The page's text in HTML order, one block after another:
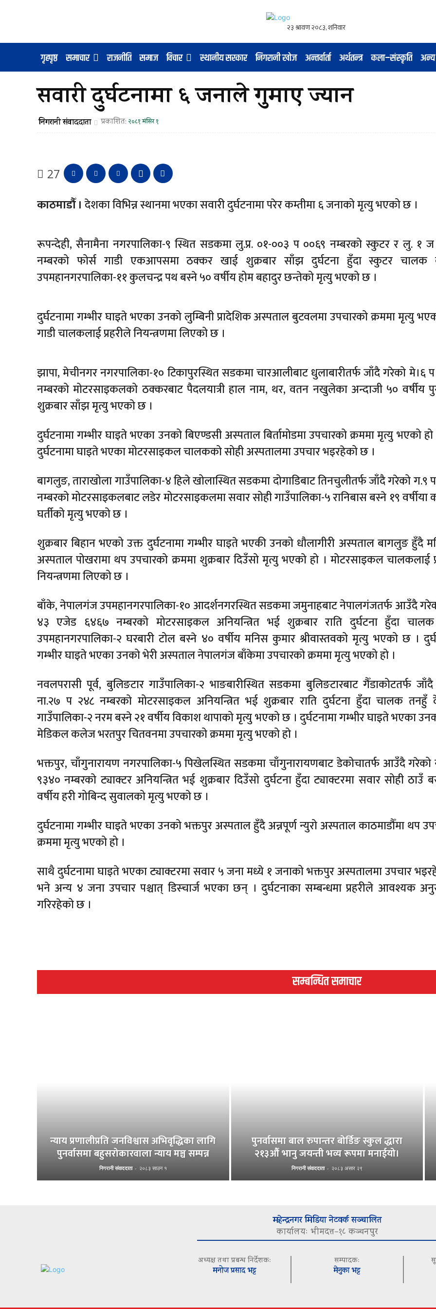
गृहपृष्ठ समाचार राजनीति समाज विचार स्थानीय सरकार निगरानी खोज अन्तर्वार्ता अर्थतन्त्र कला–संस्कृति अन्य
सवारी दुर्घटनामा ६ जनाले गुमाए ज्यान
निगरानी संवाददाता प्रकाशित: २०८१ मंसिर १
27
काठमाडौँ । देशका विभिन्न स्थानमा भएका सवारी दुर्घटनामा परेर कम्तीमा ६ जनाको मृत्यु भएको छ ।
रूपन्देही, सैनामैना नगरपालिका-९ स्थित सडकमा लु.प्र. ०१-००३ प ००६९ नम्बरको स्कुटर र लु. १
नम्बरको फोर्स गाडी एकआपसमा ठक्कर खाई शुक्रबार साँझ दुर्घटना हुँदा स्कुटर चालक
उपमहानगरपालिका-११ कुलचन्द्र पथ बस्ने ५० वर्षीय होम बहादुर छन्तेको मृत्यु भएको छ ।
दुर्घटनामा गम्भीर घाइते भएका उनको लुम्बिनी प्रादेशिक अस्पताल बुटवलमा उपचारको क्रममा मृत्यु
गाडी चालकलाई प्रहरीले नियन्त्रणमा लिएको छ ।
झापा, मेचीनगर नगरपालिका-१० टिकापुरस्थित सडकमा चारआलीबाट धुलाबारीतर्फ जाँदै गरेको मे।६
नम्बरको मोटरसाइकलको ठक्करबाट पैदलयात्री हाल नाम, थर, वतन नखुलेका अन्दाजी ५० वर्षीय
शुक्रबार साँझ मृत्यु भएको छ ।
दुर्घटनामा गम्भीर घाइते भएका उनको बिएण्डसी अस्पताल बिर्तामोडमा उपचारको क्रममा मृत्यु भएको
दुर्घटनामा घाइते भएका मोटरसाइकल चालकको सोही अस्पतालमा उपचार भइरहेको छ ।
बागलुङ, ताराखोला गाउँपालिका-४ हिले खोलास्थित सडकमा दोगाडिबाट तिनचुलीतर्फ जाँदै गरेको ग.९
नम्बरको मोटरसाइकलबाट लडेर मोटरसाइकलमा सवार सोही गाउँपालिका-५ रानिबास बस्ने १९ वर्षीया
घर्तीको मृत्यु भएको छ ।
शुक्रबार बिहान भएको उक्त दुर्घटनामा गम्भीर घाइते भएकी उनको धौलागीरी अस्पताल बागलुङ हुँदै
अस्पताल पोखरामा थप उपचारको क्रममा शुक्रबार दिउँसो मृत्यु भएको हो । मोटरसाइकल चालकलाई
नियन्त्रणमा लिएको छ ।
बाँके, नेपालगंज उपमहानगरपालिका-१० आदर्शनगरस्थित सडकमा जमुनाहबाट नेपालगंजतर्फ आउँदै
४३ एजेड ६४६७ नम्बरको मोटरसाइकल अनियन्त्रित भई शुक्रबार राति दुर्घटना हुँदा
उपमहानगरपालिका-२ घरबारी टोल बस्ने ४० वर्षीय मनिस कुमार श्रीवास्तवको मृत्यु भएको छ ।
गम्भीर घाइते भएका उनको भेरी अस्पताल नेपालगंज बाँकेमा उपचारको क्रममा मृत्यु भएको हो ।
नवलपरासी पूर्व, बुलिङटार गाउँपालिका-२ भाङबारीस्थित सडकमा बुलिङटारबाट गैँडाकोटतर्फ
ना.२७ प २४८ नम्बरको मोटरसाइकल अनियन्त्रित भई शुक्रबार राति दुर्घटना हुँदा चालक तनहुँ
गाउँपालिका-२ नरम बस्ने २१ वर्षीय विकाश थापाको मृत्यु भएको छ । दुर्घटनामा गम्भीर घाइते भएका
मेडिकल कलेज भरतपुर चितवनमा उपचारको क्रममा मृत्यु भएको हो ।
भक्तपुर, चाँगुनारायण नगरपालिका-५ पिखेलस्थित सडकमा चाँगुनारायणबाट डेकोचातर्फ आउँदै गरेको
९३४० नम्बरको ट्याक्टर अनियन्त्रित भई शुक्रबार दिउँसो दुर्घटना हुँदा ट्याक्टरमा सवार सोही ठाउँ
वर्षीय हरी गोबिन्द सुवालको मृत्यु भएको छ ।
दुर्घटनामा गम्भीर घाइते भएका उनको भक्तपुर अस्पताल हुँदै अन्नपूर्ण न्युरो अस्पताल काठमाडौँमा थप
क्रममा मृत्यु भएको हो ।
साथै दुर्घटनामा घाइते भएका ट्याक्टरमा सवार ५ जना मध्ये १ जनाको भक्तपुर अस्पतालमा उपचार
भने अन्य ४ जना उपचार पश्चात् डिस्चार्ज भएका छन् । दुर्घटनाका सम्बन्धमा प्रहरीले आवश्यक
गरिरहेको छ ।
सम्बन्धित समाचार
न्याय प्रणालीप्रति जनविश्वास अभिवृद्धिका लागि
पुनर्वासमा बहुसरोकारवाला न्याय मञ्च सम्पन्न
निगरानी संवाददाता - २०८३ साउन १
पुनर्वासमा बाल रुपान्तर बोर्डिङ स्कुल द्धारा
२१३औँ भानु जयन्ती भव्य रूपमा मनाईयो।
निगरानी संवाददाता - २०८३ असार २९
महेन्द्रनगर मिडिया नेटवर्क सञ्चालित
कार्यालयः भीमदत्त–१८ कञ्चनपुर
अध्यक्ष तथा प्रबन्ध निर्देशकः
मनोज प्रसाद भट्ट
सम्पादकः
मेनुका भट्ट